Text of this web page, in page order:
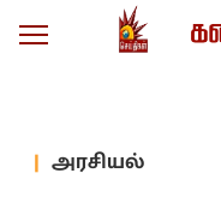
அரசியல்